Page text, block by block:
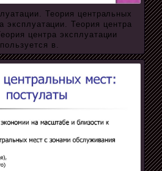
Теория центральных
эксплуатации. Теория центра
центра эксплуатации
в.